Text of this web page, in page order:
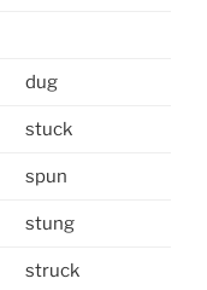
dug
stuck
spun
stung
struck